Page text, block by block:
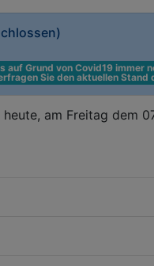
auf Grund von Covid19
Sie den aktuellen Stand
heute, am Freitag dem